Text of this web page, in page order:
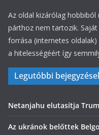
Az oldal kizárólag
párthoz nem tartozik.
forrása (internetes
a hitelességéért így
Legutóbbi
Netanjahu elutasítja
Az ukránok belőttek